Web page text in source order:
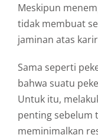
Meskipun
tidak membuat
jaminan atas
Sama seperti
bahwa suatu
Untuk itu,
penting sebelum
meminimalkan